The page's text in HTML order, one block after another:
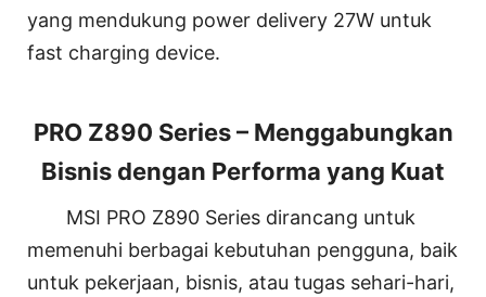
yang mendukung power delivery 27W untuk
fast charging device.
PRO Z890 Series – Menggabungkan
Bisnis dengan Performa yang Kuat
MSI PRO Z890 Series dirancang untuk
memenuhi berbagai kebutuhan pengguna, baik
untuk pekerjaan, bisnis, atau tugas sehari-hari,